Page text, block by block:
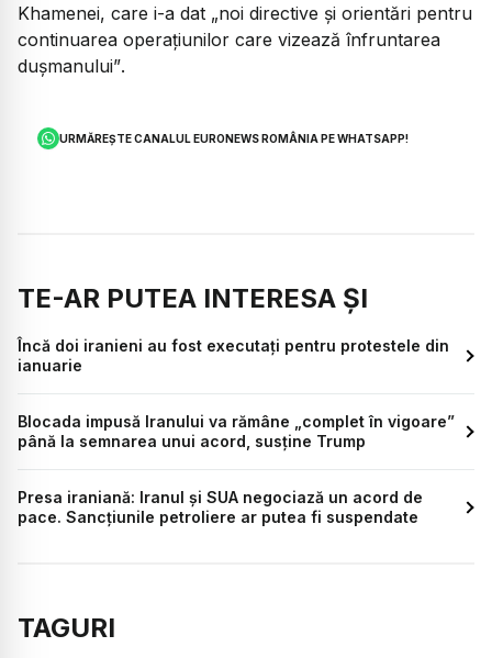
Khamenei, care i-a dat „noi directive și orientări pentru
continuarea operațiunilor care vizează înfruntarea
dușmanului”.
URMĂREȘTE CANALUL EURONEWS ROMÂNIA PE WHATSAPP!
TE-AR PUTEA INTERESA ȘI
Încă doi iranieni au fost executați pentru protestele din
ianuarie
Blocada impusă Iranului va rămâne „complet în vigoare”
până la semnarea unui acord, susține Trump
Presa iraniană: Iranul și SUA negociază un acord de
pace. Sancțiunile petroliere ar putea fi suspendate
TAGURI